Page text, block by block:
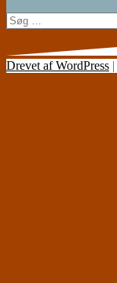
Søg
efter:
Drevet af WordPress |